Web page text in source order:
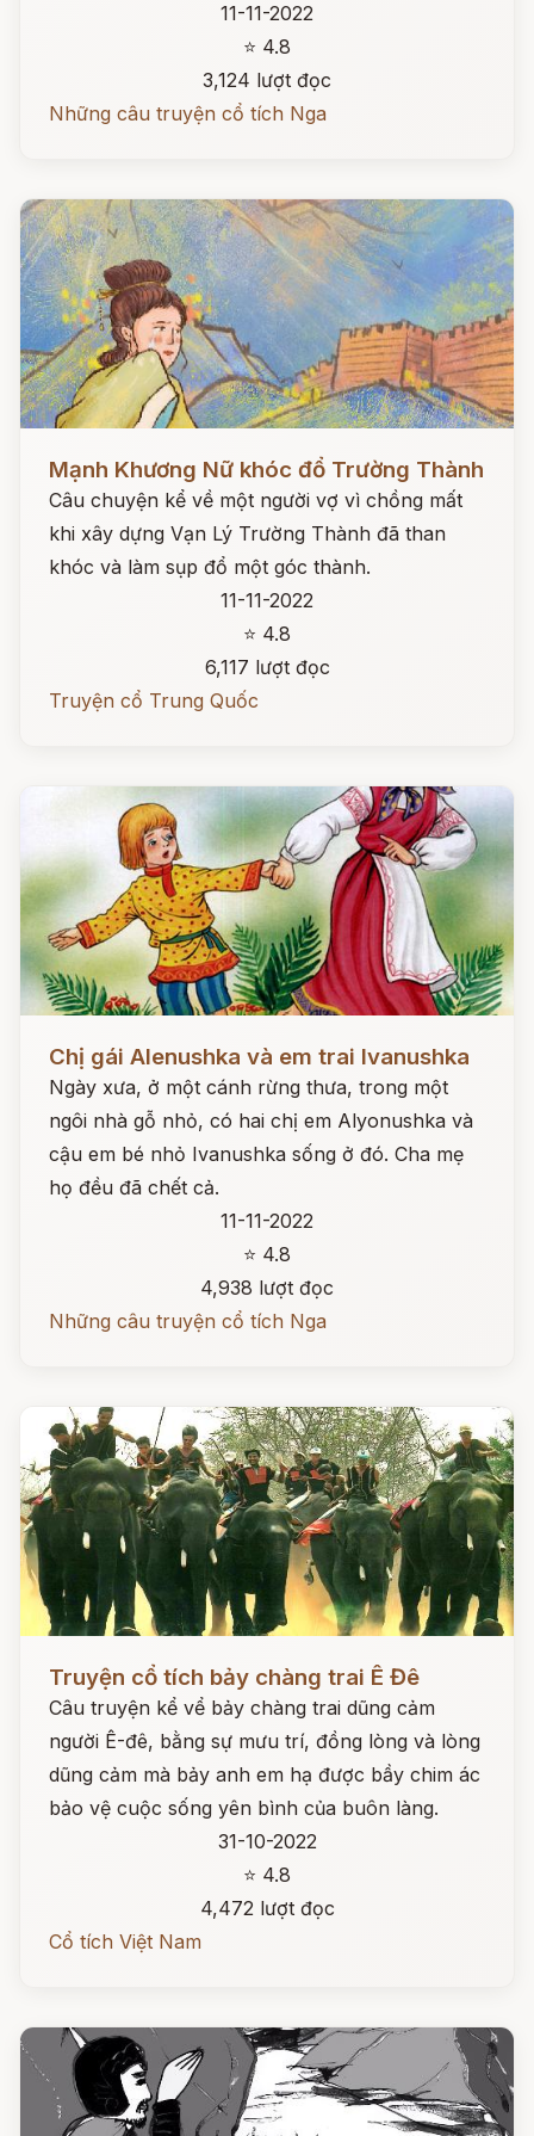
11-11-2022
⭐ 4.8
3,124 lượt đọc
Những câu truyện cổ tích Nga
Mạnh Khương Nữ khóc đổ Trường Thành
Câu chuyện kể về một người vợ vì chồng mất
khi xây dựng Vạn Lý Trường Thành đã than
khóc và làm sụp đổ một góc thành.
11-11-2022
⭐ 4.8
6,117 lượt đọc
Truyện cổ Trung Quốc
Chị gái Alenushka và em trai Ivanushka
Ngày xưa, ở một cánh rừng thưa, trong một
ngôi nhà gỗ nhỏ, có hai chị em Alyonushka và
cậu em bé nhỏ Ivanushka sống ở đó. Cha mẹ
họ đều đã chết cả.
11-11-2022
⭐ 4.8
4,938 lượt đọc
Những câu truyện cổ tích Nga
Truyện cổ tích bảy chàng trai Ê Đê
Câu truyện kể vể bảy chàng trai dũng cảm
người Ê-đê, bằng sự mưu trí, đồng lòng và lòng
dũng cảm mà bảy anh em hạ được bầy chim ác
bảo vệ cuộc sống yên bình của buôn làng.
31-10-2022
⭐ 4.8
4,472 lượt đọc
Cổ tích Việt Nam